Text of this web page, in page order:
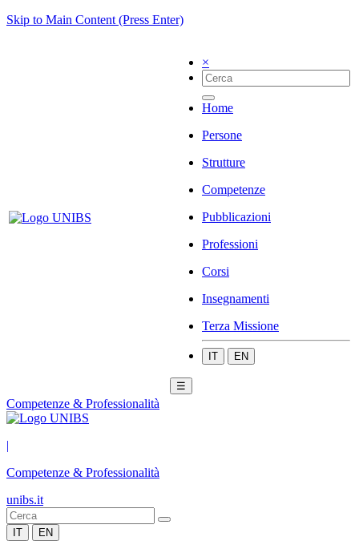
Skip to Main Content (Press Enter)
×
Home
Persone
Strutture
Competenze
Pubblicazioni
Professioni
Corsi
Insegnamenti
Terza Missione
IT EN
☰
Competenze & Professionalità
|
Competenze & Professionalità
unibs.it
IT EN